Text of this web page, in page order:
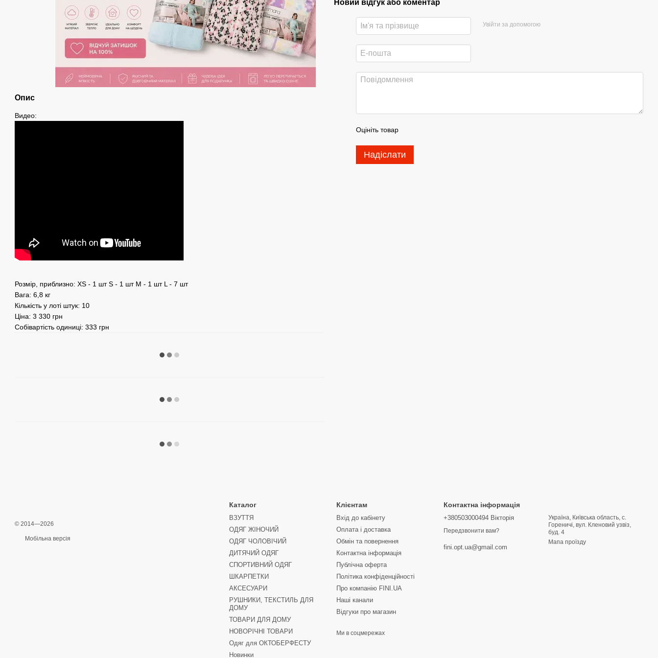
Опис
Видео:
Розмір, приблизно: XS - 1 шт S - 1 шт M - 1 шт L - 7 шт
Вага: 6,8 кг
Кількість у лоті штук: 10
Ціна: 3 330 грн
Собівартість одиниці: 333 грн
Новий відгук або коментар
Увійти за допомогою
Оцініть товар
Надіслати
© 2014—2026
Мобільна версія
Каталог
ВЗУТТЯ
ОДЯГ ЖІНОЧИЙ
ОДЯГ ЧОЛОВІЧИЙ
ДИТЯЧИЙ ОДЯГ
СПОРТИВНИЙ ОДЯГ
ШКАРПЕТКИ
АКСЕСУАРИ
РУШНИКИ, ТЕКСТИЛЬ ДЛЯ
ДОМУ
ТОВАРИ ДЛЯ ДОМУ
НОВОРІЧНІ ТОВАРИ
Одяг для ОКТОБЕРФЕСТУ
Новинки
Клієнтам
Вхід до кабінету
Оплата і доставка
Обмін та повернення
Контактна інформація
Публічна оферта
Політика конфіденційності
Про компанію FINI.UA
Наші канали
Відгуки про магазин
Ми в соцмережах
Контактна інформація
+380503000494 Вікторія
Передзвонити вам?
fini.opt.ua@gmail.com
Україна, Київська область, с.
Гореничі, вул. Кленовий узвіз,
буд. 4
Мапа проїзду